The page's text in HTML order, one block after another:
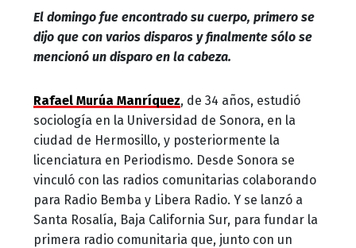
El domingo fue encontrado su cuerpo, primero se
dijo que con varios disparos y finalmente sólo se
mencionó un disparo en la cabeza.
Rafael Murúa Manríquez, de 34 años, estudió
sociología en la Universidad de Sonora, en la
ciudad de Hermosillo, y posteriormente la
licenciatura en Periodismo. Desde Sonora se
vinculó con las radios comunitarias colaborando
para Radio Bemba y Libera Radio. Y se lanzó a
Santa Rosalía, Baja California Sur, para fundar la
primera radio comunitaria que, junto con un